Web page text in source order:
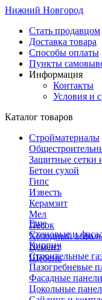
Нижний Новгород
Стать продавцом
Доставка товара
Способы оплаты
Пункты
Информация
Контакты
Условия и
Каталог товаров
Стройматериалы
Защитные сетки
Бетон сухой
Гипс
Известь
Керамзит
Мел
Песок
Холодный
Цемент
Щебень
Еще
Стеновые и
Кирпич
Строительные
Пазогребневые
Фасадные
Цокольные